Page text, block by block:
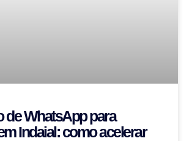
de WhatsApp para
Indaial: como acelerar